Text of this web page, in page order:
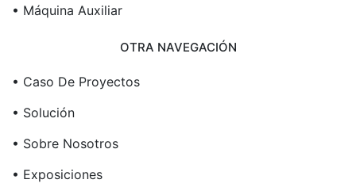
• Máquina Auxiliar
OTRA NAVEGACIÓN
• Caso De Proyectos
• Solución
• Sobre Nosotros
• Exposiciones